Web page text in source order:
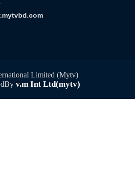
Limited (Mytv)
v.m Int Ltd(mytv)